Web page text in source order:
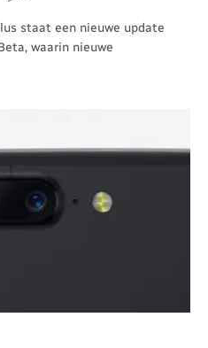
staat een nieuwe update
waarin nieuwe